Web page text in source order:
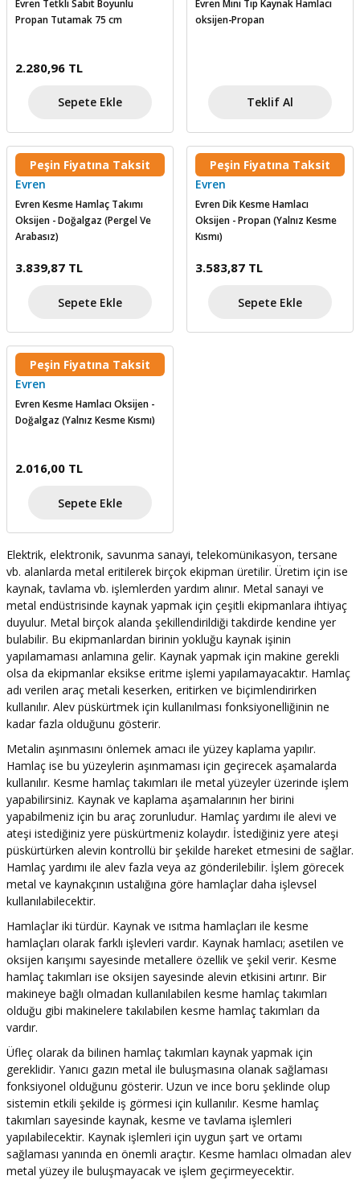
Üfleme
Evren Tetkli Sabit Boyunlu
Propan Tutamak 75 cm
2.280,96 TL
Sepete Ekle
Evren Mini Tip Kaynak Hamlacı
oksijen-Propan
Teklif Al
Peşin Fiyatına Taksit
Evren
Evren Kesme Hamlaç Takımı
Oksijen - Doğalgaz (Pergel Ve
Arabasız)
3.839,87 TL
Sepete Ekle
Peşin Fiyatına Taksit
Evren
Evren Dik Kesme Hamlacı
Oksijen - Propan (Yalnız Kesme
Kısmı)
3.583,87 TL
Sepete Ekle
Peşin Fiyatına Taksit
Evren
Evren Kesme Hamlacı Oksijen -
Doğalgaz (Yalnız Kesme Kısmı)
2.016,00 TL
Sepete Ekle
Elektrik, elektronik, savunma sanayi, telekomünikasyon, tersane
vb. alanlarda metal eritilerek birçok ekipman üretilir. Üretim için ise
kaynak, tavlama vb. işlemlerden yardım alınır. Metal sanayi ve
metal endüstrisinde kaynak yapmak için çeşitli ekipmanlara ihtiyaç
duyulur. Metal birçok alanda şekillendirildiği takdirde kendine yer
bulabilir. Bu ekipmanlardan birinin yokluğu kaynak işinin
yapılamaması anlamına gelir. Kaynak yapmak için makine gerekli
olsa da ekipmanlar eksikse eritme işlemi yapılamayacaktır. Hamlaç
adı verilen araç metali keserken, eritirken ve biçimlendirirken
kullanılır. Alev püskürtmek için kullanılması fonksiyonelliğinin ne
kadar fazla olduğunu gösterir.
Metalin aşınmasını önlemek amacı ile yüzey kaplama yapılır.
Hamlaç ise bu yüzeylerin aşınmaması için geçirecek aşamalarda
kullanılır. Kesme hamlaç takımları ile metal yüzeyler üzerinde işlem
yapabilirsiniz. Kaynak ve kaplama aşamalarının her birini
yapabilmeniz için bu araç zorunludur. Hamlaç yardımı ile alevi ve
ateşi istediğiniz yere püskürtmeniz kolaydır. İstediğiniz yere ateşi
püskürtürken alevin kontrollü bir şekilde hareket etmesini de sağlar.
Hamlaç yardımı ile alev fazla veya az gönderilebilir. İşlem görecek
metal ve kaynakçının ustalığına göre hamlaçlar daha işlevsel
kullanılabilecektir.
Hamlaçlar iki türdür. Kaynak ve ısıtma hamlaçları ile kesme
hamlaçları olarak farklı işlevleri vardır. Kaynak hamlacı; asetilen ve
oksijen karışımı sayesinde metallere özellik ve şekil verir. Kesme
hamlaç takımları ise oksijen sayesinde alevin etkisini artırır. Bir
makineye bağlı olmadan kullanılabilen kesme hamlaç takımları
olduğu gibi makinelere takılabilen kesme hamlaç takımları da
vardır.
Üfleç olarak da bilinen hamlaç takımları kaynak yapmak için
gereklidir. Yanıcı gazın metal ile buluşmasına olanak sağlaması
fonksiyonel olduğunu gösterir. Uzun ve ince boru şeklinde olup
sistemin etkili şekilde iş görmesi için kullanılır. Kesme hamlaç
takımları sayesinde kaynak, kesme ve tavlama işlemleri
yapılabilecektir. Kaynak işlemleri için uygun şart ve ortamı
sağlaması yanında en önemli araçtır. Kesme hamlacı olmadan alev
metal yüzey ile buluşmayacak ve işlem geçirmeyecektir.